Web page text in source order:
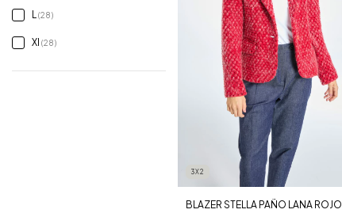
L(28)
Xl (28)
3X2
BLAZER STELLA PAÑO LANA ROJO